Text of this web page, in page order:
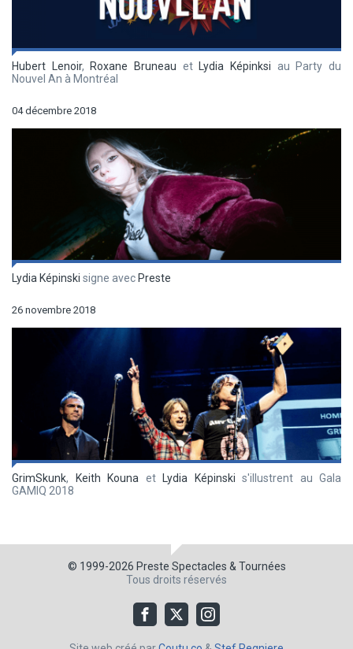
Hubert Lenoir, Roxane Bruneau et Lydia Képinksi au Party du
Nouvel An à Montréal
04 décembre 2018
Lydia Képinski signe avec Preste
26 novembre 2018
GrimSkunk, Keith Kouna et Lydia Képinski s'illustrent au Gala
GAMIQ 2018
© 1999-2026 Preste Spectacles & Tournées
Tous droits réservés